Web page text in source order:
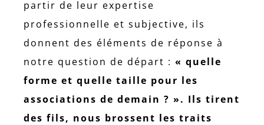
partir de leur expertise
professionnelle et subjective, ils
donnent des éléments de réponse à
notre question de départ : « quelle
forme et quelle taille pour les
associations de demain ? ». Ils tirent
des fils, nous brossent les traits